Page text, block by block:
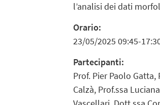
l’analisi dei dati
Orario:
23/05/2025 09:45-
Partecipanti:
Prof. Pier Paolo
Calzà, Prof.ssa